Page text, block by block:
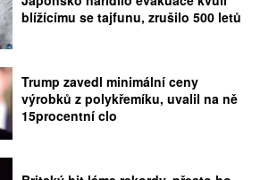
blížícímu se tajfunu, zrušilo 500 letů
Trump zavedl minimální ceny
výrobků z polykřemíku, uvalil na ně
15procentní clo